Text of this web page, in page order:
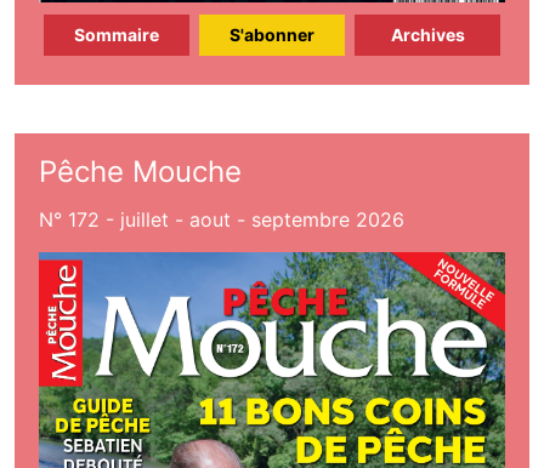
Sommaire S'abonner Archives
Pêche Mouche
N° 172 - juillet - aout - septembre 2026